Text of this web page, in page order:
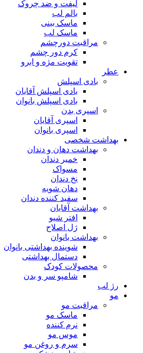
لیفت و ضد چروک
بالم لب
ماسک بینی
ماسک لب
مراقبت دورچشم
کرم دور چشم
تقویت مژه و ابرو
عطر
بادی اسپلش
بادی اسپلش آقایان
بادی اسپلش بانوان
اسپری بدن
اسپری آقایان
اسپری بانوان
بهداشت شخصی
بهداشت دهان و دندان
خمیر دندان
مسواک
نخ دندان
دهان شویه
سفید کننده دندان
بهداشت آقایان
افتر شیو
ژل اصلاح
بهداشت بانوان
شوینده بهداشتی بانوان
دستمال بهداشتی
محصولات کودک
شامپو سر و بدن
رژ لب
مو
مراقبت مو
ماسک مو
نرم کننده
موس مو
سرم و روغن مو